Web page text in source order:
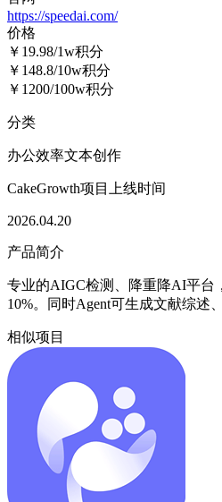
https://speedai.com/
价格
￥19.98/1w积分
￥148.8/10w积分
￥1200/100w积分
分类
办公效率文本创作
CakeGrowth项目上线时间
2026.04.20
产品简介
专业的AIGC检测、降重降AI平台
10%。同时Agent可生成文献综述
相似项目